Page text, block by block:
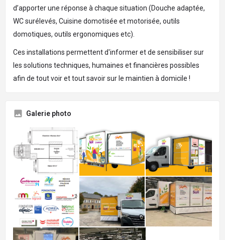
d’apporter une réponse à chaque situation (Douche adaptée,
WC surélevés, Cuisine domotisée et motorisée, outils
domotiques, outils ergonomiques etc).
Ces installations permettent d'informer et de sensibiliser sur
les solutions techniques, humaines et financières possibles
afin de tout voir et tout savoir sur le maintien à domicile !
Galerie photo